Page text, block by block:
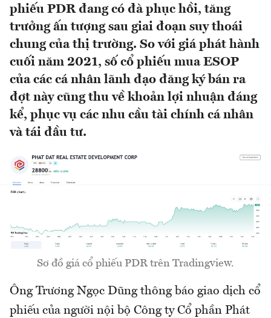
phiếu PDR đang có đà phục hồi, tăng
trưởng ấn tượng sau giai đoạn suy thoái
chung của thị trường. So với giá phát hành
cuối năm 2021, số cổ phiếu mua ESOP
của các cá nhân lãnh đạo đăng ký bán ra
đợt này cũng thu về khoản lợi nhuận đáng
kể, phục vụ các nhu cầu tài chính cá nhân
và tái đầu tư.
Sơ đồ giá cổ phiếu PDR trên Tradingview.
Ông Trương Ngọc Dũng thông báo giao dịch cổ
phiếu của người nội bộ Công ty Cổ phần Phát